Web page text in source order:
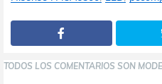
TODOS LOS COMENTARIOS SON